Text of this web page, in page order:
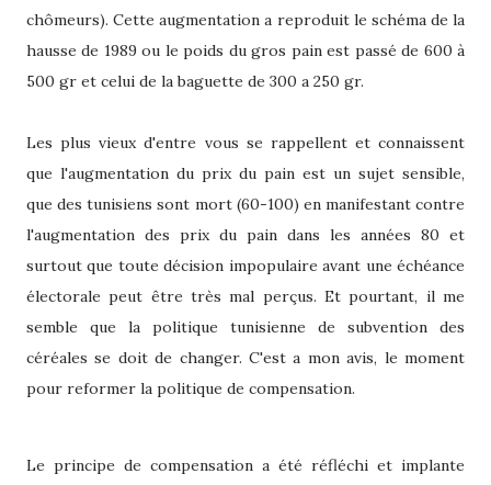
chômeurs). Cette augmentation a reproduit le schéma de la
hausse de 1989 ou le poids du gros pain est passé de 600 à
500 gr et celui de la baguette de 300 a 250 gr.
Les plus vieux d'entre vous se rappellent et connaissent
que l'augmentation du prix du pain est un sujet sensible,
que des tunisiens sont mort (60-100) en manifestant contre
l'augmentation des prix du pain dans les années 80 et
surtout que toute décision impopulaire avant une échéance
électorale peut être très mal perçus. Et pourtant, il me
semble que la politique tunisienne de subvention des
céréales se doit de changer. C'est a mon avis, le moment
pour reformer la politique de compensation.
Le principe de compensation a été réfléchi et implante